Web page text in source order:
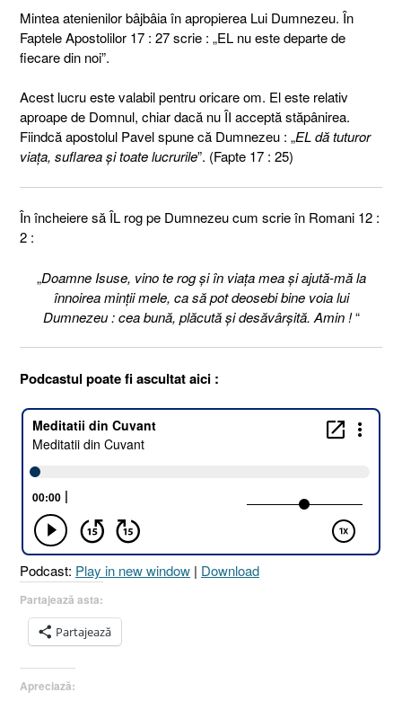
Mintea atenienilor bâjbâia în apropierea Lui Dumnezeu. În
Faptele Apostolilor 17 : 27 scrie : „EL nu este departe de
fiecare din noi”.
Acest lucru este valabil pentru oricare om. El este relativ
aproape de Domnul, chiar dacă nu ÎI acceptă stăpânirea.
Fiindcă apostolul Pavel spune că Dumnezeu : „EL dă tuturor
viaţa, suflarea şi toate lucrurile”. (Fapte 17 : 25)
În încheiere să ÎL rog pe Dumnezeu cum scrie în Romani 12 :
2 :
„Doamne Isuse, vino te rog şi în viaţa mea şi ajută-mă la
înnoirea minţii mele, ca să pot deosebi bine voia lui
Dumnezeu : cea bună, plăcută şi desăvârşită. Amin !“
Podcastul poate fi ascultat aici :
Podcast: Play in new window | Download
Partajează asta:
Partajează
Apreciază: